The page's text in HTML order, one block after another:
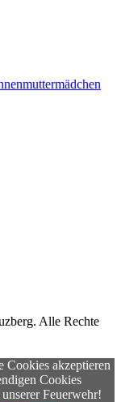
Alle Rechte
Cookies akzeptieren
Cookies
Feuerwehr!